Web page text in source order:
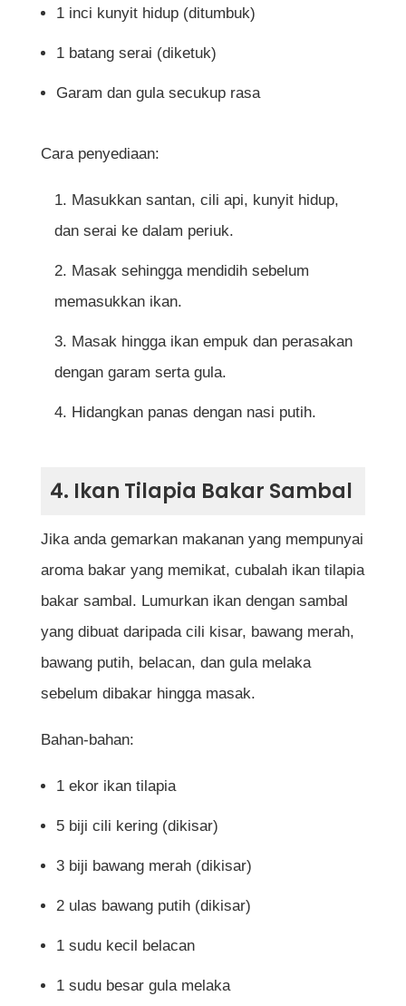
1 inci kunyit hidup (ditumbuk)
1 batang serai (diketuk)
Garam dan gula secukup rasa
Cara penyediaan:
Masukkan santan, cili api, kunyit hidup,
dan serai ke dalam periuk.
Masak sehingga mendidih sebelum
memasukkan ikan.
Masak hingga ikan empuk dan perasakan
dengan garam serta gula.
Hidangkan panas dengan nasi putih.
4. Ikan Tilapia Bakar Sambal
Jika anda gemarkan makanan yang mempunyai
aroma bakar yang memikat, cubalah ikan tilapia
bakar sambal. Lumurkan ikan dengan sambal
yang dibuat daripada cili kisar, bawang merah,
bawang putih, belacan, dan gula melaka
sebelum dibakar hingga masak.
Bahan-bahan:
1 ekor ikan tilapia
5 biji cili kering (dikisar)
3 biji bawang merah (dikisar)
2 ulas bawang putih (dikisar)
1 sudu kecil belacan
1 sudu besar gula melaka